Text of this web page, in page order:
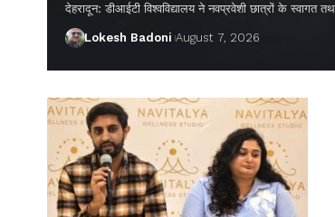
देहरादून: डीआईटी विश्वविद्यालय ने नवप्रवेशी छात्रों के स्वागत
Lokesh Badoni August 7, 2026